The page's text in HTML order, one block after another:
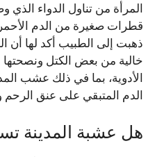
المرأة من تناول الدواء
قطرات صغيرة من الدم الأحمر
ذهبت إلى الطبيب أكد لها أن
خالية من بعض الكتل ونصحتها
الأدوية، بما في ذلك عشب
الدم المتبقي على عنق
هل عشبة المدينة